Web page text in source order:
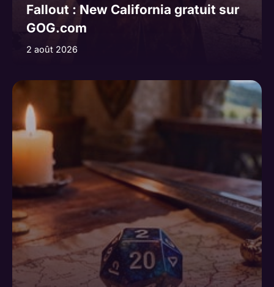
Fallout : New California gratuit sur
GOG.com
2 août 2026